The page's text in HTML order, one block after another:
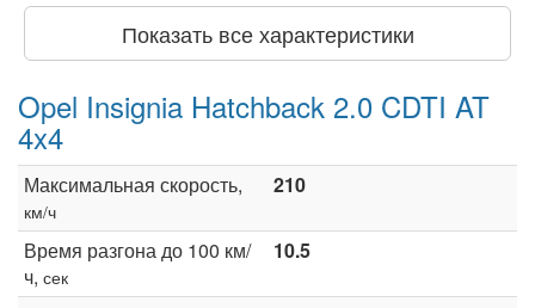
Показать все характеристики
Opel Insignia Hatchback 2.0 CDTI AT
4x4
Максимальная скорость,
км/ч
210
Время разгона до 100 км/
ч, сек
10.5